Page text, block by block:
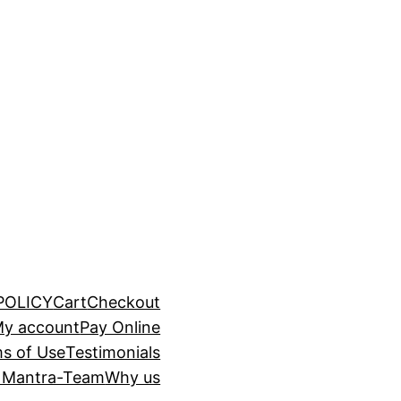
CartCheckout
accountPay Online
of UseTestimonials
TeamWhy us